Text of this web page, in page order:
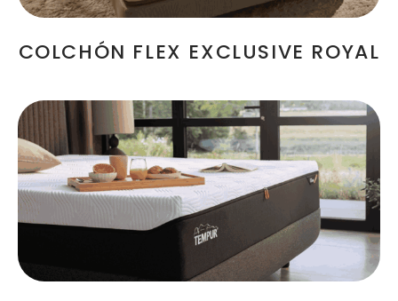
COLCHÓN FLEX EXCLUSIVE ROYAL